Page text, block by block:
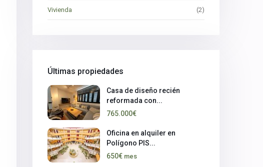
Vivienda (2)
Últimas propiedades
Casa de diseño recién
reformada con...
765.000€
Oficina en alquiler en
Polígono PIS...
650€ mes